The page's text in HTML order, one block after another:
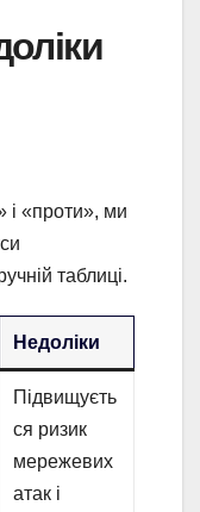
і «проти», ми
таблиці.
Недоліки
Підвищуєть
ся ризик
мережевих
атак і